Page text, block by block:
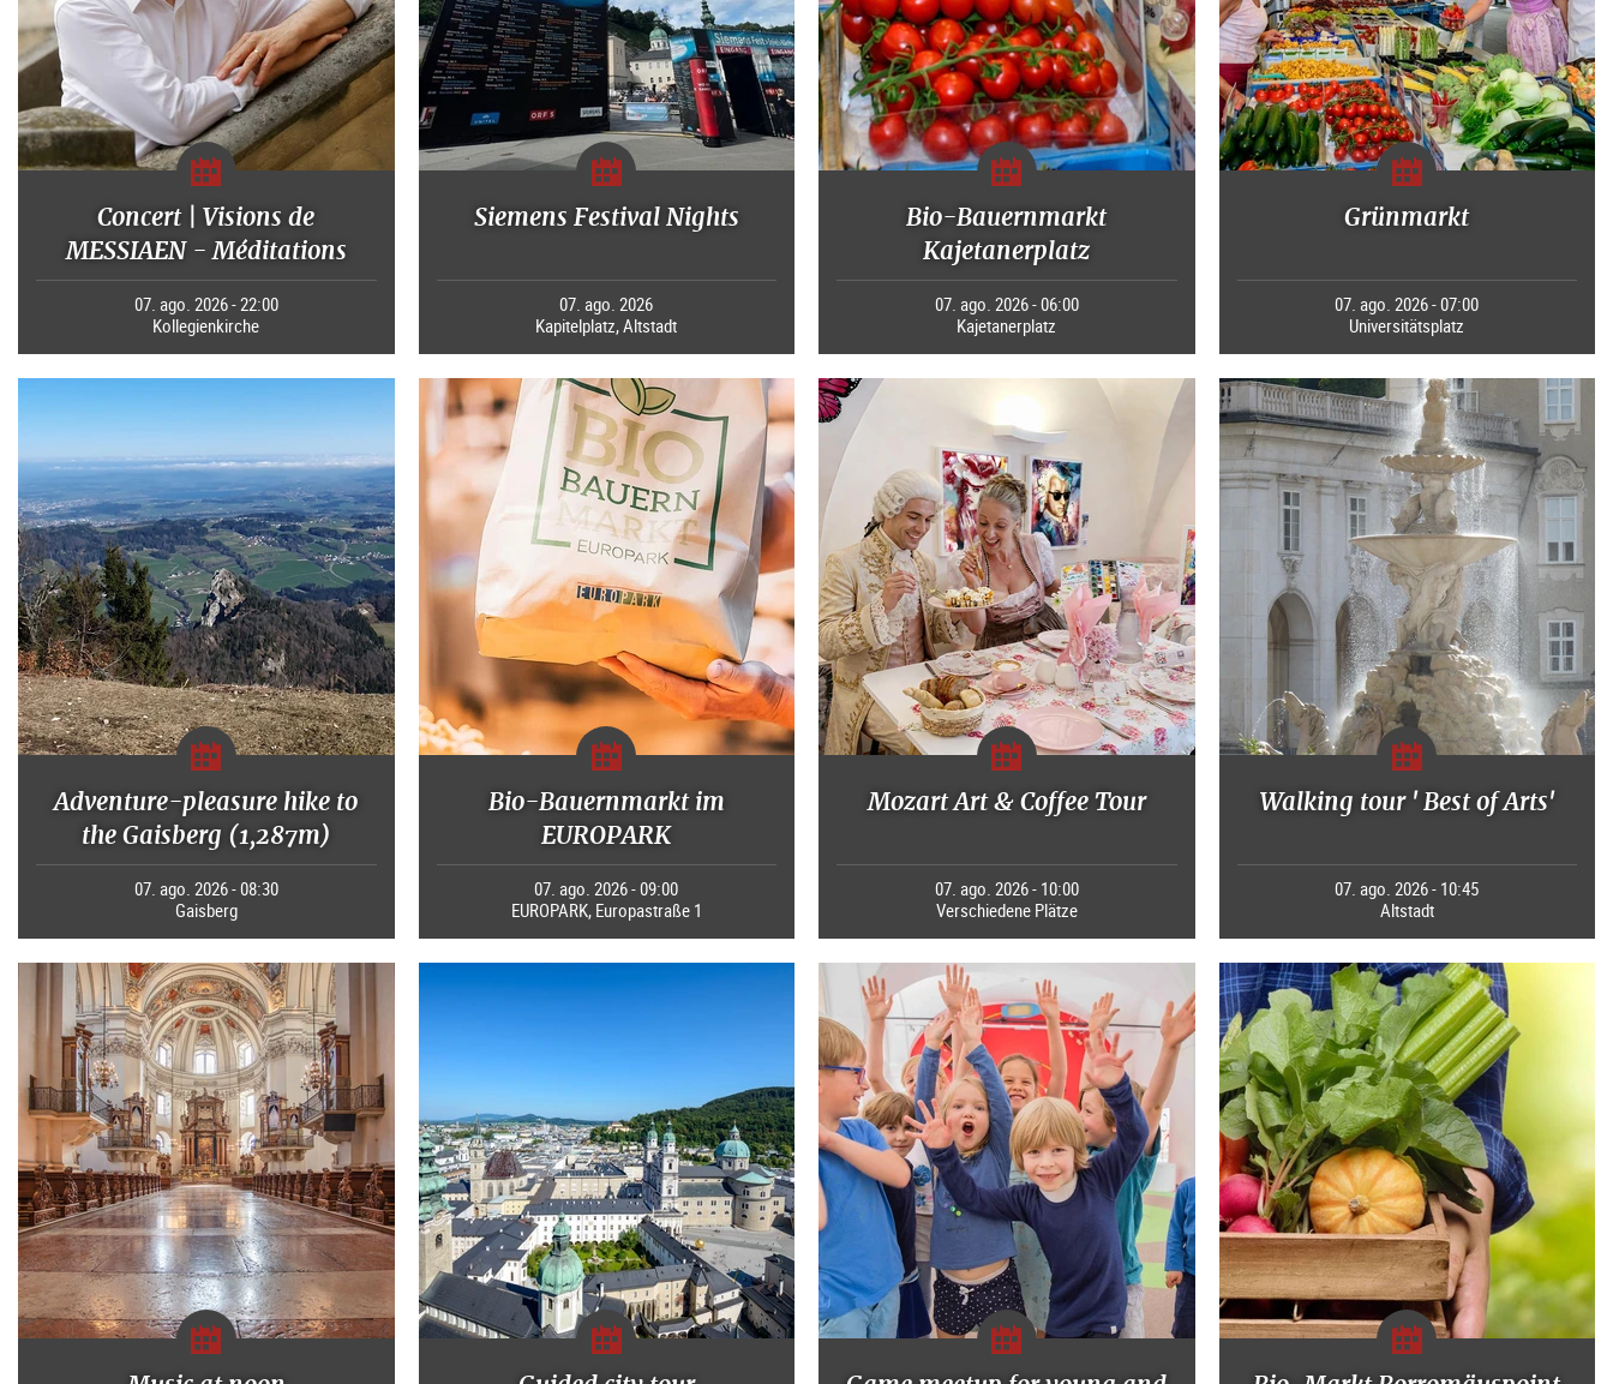
Concert | Visions de
MESSIAEN - Méditations
07. ago. 2026 - 22:00
Kollegienkirche
Siemens Festival Nights
07. ago. 2026
Kapitelplatz, Altstadt
Bio-Bauernmarkt
Kajetanerplatz
07. ago. 2026 - 06:00
Kajetanerplatz
Grünmarkt
07. ago. 2026 - 07:00
Universitätsplatz
Adventure-pleasure hike to
the Gaisberg (1,287m)
07. ago. 2026 - 08:30
Gaisberg
Bio-Bauernmarkt im
EUROPARK
07. ago. 2026 - 09:00
EUROPARK, Europastraße 1
Mozart Art & Coffee Tour
07. ago. 2026 - 10:00
Verschiedene Plätze
Walking tour ' Best of Arts'
07. ago. 2026 - 10:45
Altstadt